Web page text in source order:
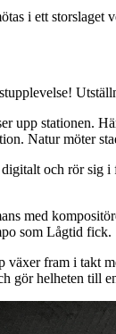
i ett
stationen.
Natur möter
och rör
med
som Lågtid fick.
fram i takt
gör helheten till